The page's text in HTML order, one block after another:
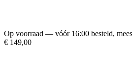
Op voorraad — vóór 16:00 besteld,
€ 149,00